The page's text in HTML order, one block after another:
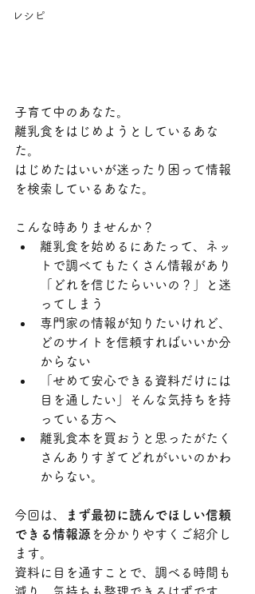
レシピ
子育て中のあなた。
離乳食をはじめようとしているあな
た。
はじめたはいいが迷ったり困って情報
を検索しているあなた。
こんな時ありませんか？
離乳食を始めるにあたって、ネッ
トで調べてもたくさん情報があり
「どれを信じたらいいの？」と迷
ってしまう
専門家の情報が知りたいけれど、
どのサイトを信頼すればいいか分
からない
「せめて安心できる資料だけには
目を通したい」そんな気持ちを持
っている方へ
離乳食本を買おうと思ったがたく
さんありすぎてどれがいいのかわ
からない。
今回は、
まず最初に読んでほしい信頼
できる情報源 を分かりやすくご紹介し
ます。
資料に目を通すことで、調べる時間も
減り、気持ちも整理できるはずです。